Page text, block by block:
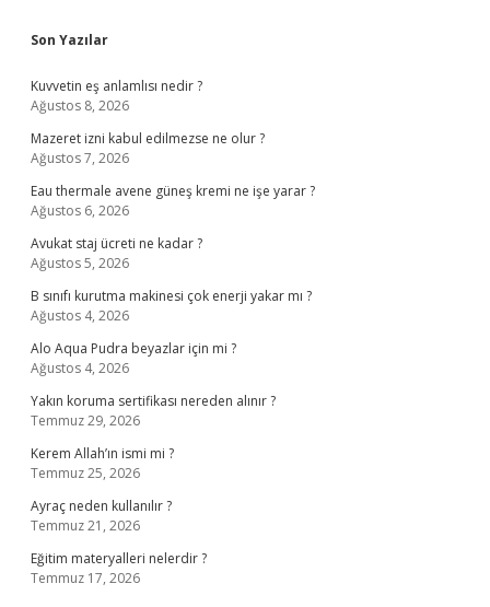
Sidebar
Son Yazılar
Kuvvetin eş anlamlısı nedir ?
Ağustos 8, 2026
Mazeret izni kabul edilmezse ne olur ?
Ağustos 7, 2026
Eau thermale avene güneş kremi ne işe yarar ?
Ağustos 6, 2026
Avukat staj ücreti ne kadar ?
Ağustos 5, 2026
B sınıfı kurutma makinesi çok enerji yakar mı ?
Ağustos 4, 2026
Alo Aqua Pudra beyazlar için mi ?
Ağustos 4, 2026
Yakın koruma sertifikası nereden alınır ?
Temmuz 29, 2026
Kerem Allah’ın ismi mi ?
Temmuz 25, 2026
Ayraç neden kullanılır ?
Temmuz 21, 2026
Eğitim materyalleri nelerdir ?
Temmuz 17, 2026